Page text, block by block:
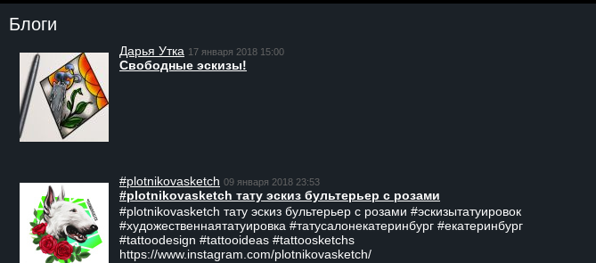
Блоги
Дарья Утка 17 января 2018 15:00
Свободные эскизы!
#plotnikovasketch 09 января 2018 23:53
#plotnikovasketch тату эскиз бультерьер с розами
#plotnikovasketch тату эскиз бультерьер с розами #эскизытатуировок
#художественнаятатуировка #татусалонекатеринбург #екатеринбург
#tattoodesign #tattooideas #tattoosketchs
https://www.instagram.com/plotnikovasketch/